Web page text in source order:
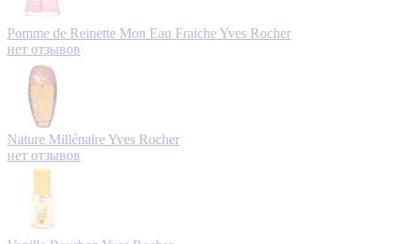
Pomme de Reinette Mon Eau FraicheYves Rocher
нет отзывов
Nature MillénaireYves Rocher
нет отзывов